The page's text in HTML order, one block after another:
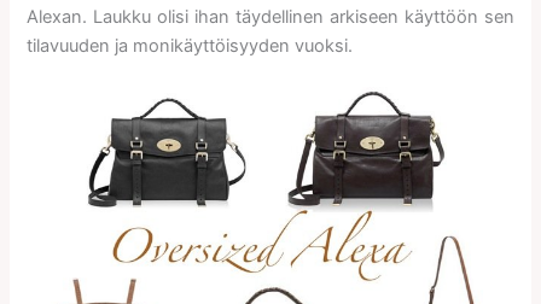
Alexan. Laukku olisi ihan täydellinen arkiseen käyttöön sen
tilavuuden ja monikäyttöisyyden vuoksi.